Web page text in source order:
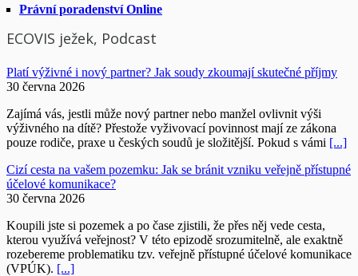
Právní poradenství Online
ECOVIS ježek, Podcast
Platí výživné i nový partner? Jak soudy zkoumají skutečné příjmy
30 června 2026
Zajímá vás, jestli může nový partner nebo manžel ovlivnit výši
výživného na dítě? Přestože vyživovací povinnost mají ze zákona
pouze rodiče, praxe u českých soudů je složitější. Pokud s vámi [...]
Cizí cesta na vašem pozemku: Jak se bránit vzniku veřejně přístupné
účelové komunikace?
30 června 2026
Koupili jste si pozemek a po čase zjistili, že přes něj vede cesta,
kterou využívá veřejnost? V této epizodě srozumitelně, ale exaktně
rozebereme problematiku tzv. veřejně přístupné účelové komunikace
(VPÚK). [...]